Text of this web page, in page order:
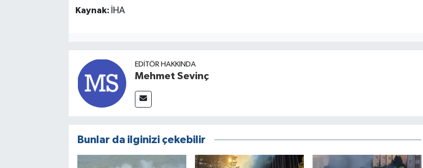
Kaynak: İHA
EDITÖR HAKKINDA
Mehmet Sevinç
Bunlar da ilginizi çekebilir